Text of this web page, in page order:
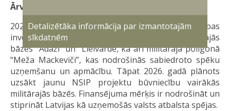
Ārvalstu finansējums
2026. gadā plānots pabeigt vairākus NATO Drošības
investīciju programmas (NSIP) projektus militārajās
bāzēs “Ādaži” un “Lielvārde, kā arī militārajā poligonā
“Meža Mackeviči”, kas nodrošinās sabiedroto spēku
uzņemšanu un apmācību. Tāpat 2026. gadā plānots
uzsākt jaunu NSIP projektu būvniecību vairākās
militārajās bāzēs. Finansējuma mērķis ir nodrošināt un
stiprināt Latvijas kā uzņemošās valsts atbalsta spējas.
Detalizētāka informācija par izmantotajām
sīkdatnēm